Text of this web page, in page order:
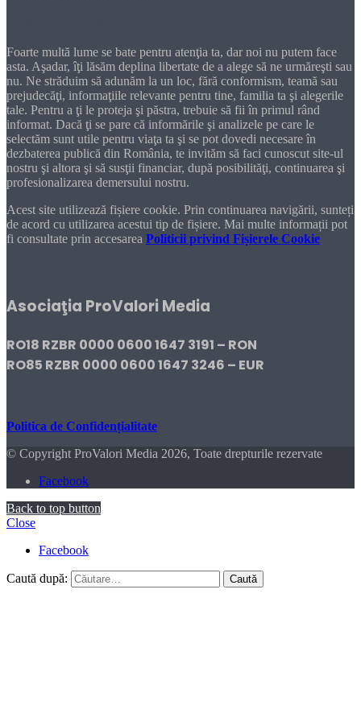
Foarte multă lume se bate pentru atenţia ta, dar noi nu putem face
asta. Aşadar, îţi lăsăm deplina libertate de a alege să ne urmăreşti sau
nu. Ne străduim să adunăm la un loc, fără conformism, teamă sau
prejudecăţi, informaţiile relevante pentru tine, familia ta şi alegerile
tale. Pentru a ţi le proteja şi păstra, trebuie să fii în primul rând
informat. Dacă ţi se pare că informările şi analizele pe care le
selectăm sunt utile pentru viaţa ta şi se pot dovedi necesare în
dezbaterea publică din România, te invităm să faci cunoscut site-ul
nostru şi altora şi să susţii financiar, după posibilităţi, continuarea şi
profesionalizarea demersului nostru.
Acest site utilizează fișiere cookie. Prin continuarea navigării, sunteți
de acord cu utilizarea acestui tip de fișiere. Mai multe informații pot
fi consultate prin accesarea Politicii privind Fișierele Cookie
Asociaţia ProValori Media
RO18 RZBR 0000 0600 1647 3191 – RON
RO85 RZBR 0000 0600 1647 3246 – EUR
Politica de Confidențialitate
© Copyright ProValori Media 2026, Toate drepturile rezervate
Facebook
Back to top button
Close
Facebook
Caută după: